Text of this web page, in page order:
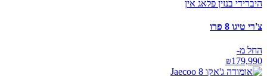
היברידי בנזין פלאג אין
צ'רי טיגו 8 פרו
החל מ-
₪179,990